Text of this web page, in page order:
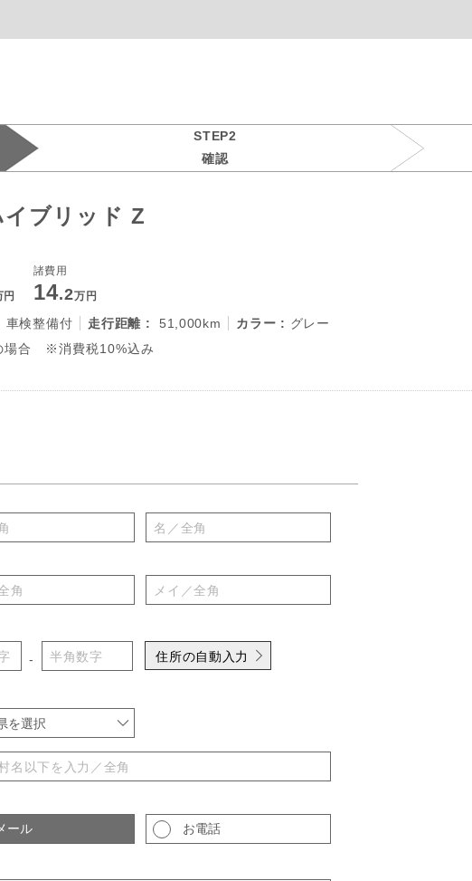
STEP2
確認
ブリッド Z
円
諸費用
14.2万円
車検整備付 走行距離 : 51,000km カラー : グレー
場合 ※消費税10%込み
- 住所の自動入力
を選択
ール お電話